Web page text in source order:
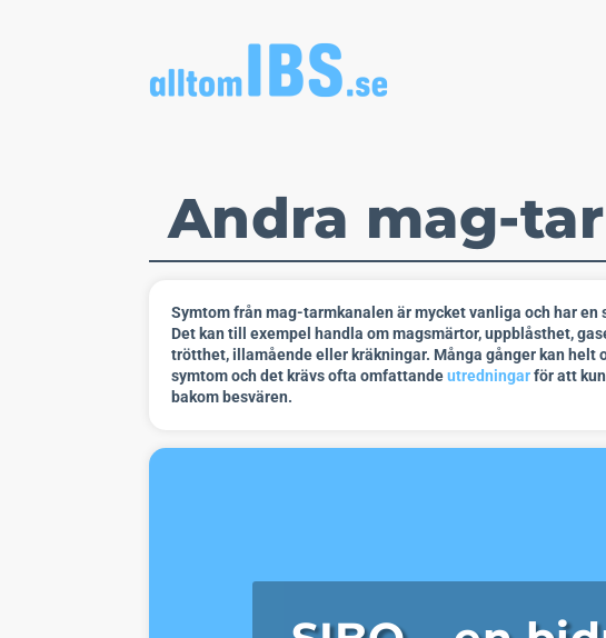
Andra mag-
Symtom från mag-tarmkanalen är mycket vanliga och har en
Det kan till exempel handla om magsmärtor, uppblåsthet,
trötthet, illamående eller kräkningar. Många gånger kan helt
symtom och det krävs ofta omfattandeutredningarför att
bakom besvären.